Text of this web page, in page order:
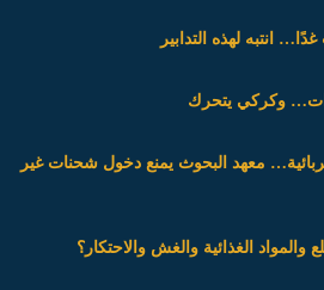
انتبه لهذه التدابير
وكركي يتحرك
معهد البحوث يمنع دخول شحنات غير
والمواد الغذائية والغش والاحتكار؟